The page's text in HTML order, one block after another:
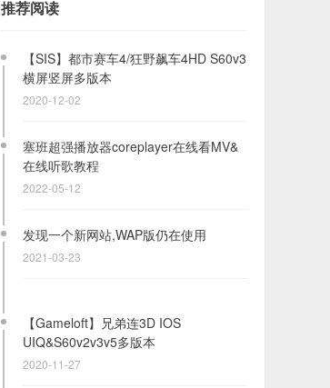
推荐阅读
2020-11-20
【SIS】都市赛车4/狂野飙车4HD S60v3
横屏竖屏多版本
2020-12-02
塞班超强播放器coreplayer在线看MV&
在线听歌教程
2022-05-12
发现一个新网站,WAP版仍在使用
2021-03-23
【Gameloft】兄弟连3D IOS
UIQ&S60v2v3v5多版本
2020-11-27